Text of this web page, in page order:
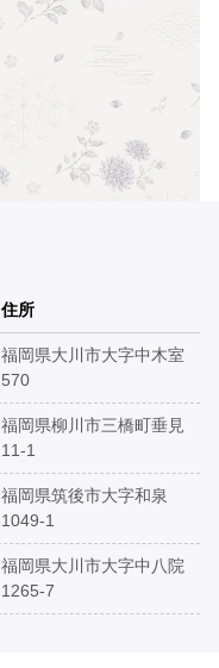
住所
福岡県大川市大字中木室
570
福岡県柳川市三橋町垂見
11-1
福岡県筑後市大字和泉
1049-1
福岡県大川市大字中八院
1265-7